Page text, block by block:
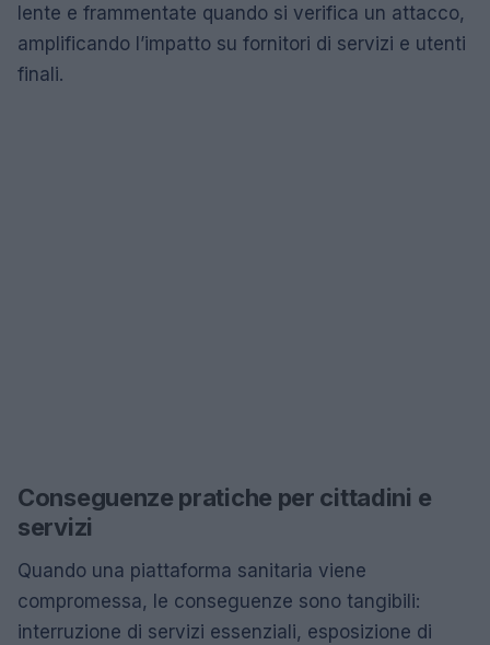
lente e frammentate quando si verifica un attacco,
amplificando l’impatto su fornitori di servizi e utenti
finali.
Conseguenze pratiche per cittadini e
servizi
Quando una piattaforma sanitaria viene
compromessa, le conseguenze sono tangibili:
interruzione di servizi essenziali, esposizione di